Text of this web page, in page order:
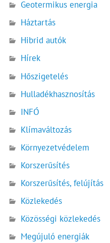
Geotermikus energia
Háztartás
Hibrid autók
Hírek
Hőszigetelés
Hulladékhasznosítás
INFÓ
Klímaváltozás
Környezetvédelem
Korszerűsítés
Korszerűsítés, felújítás
Közlekedés
Közösségi közlekedés
Megújuló energiák